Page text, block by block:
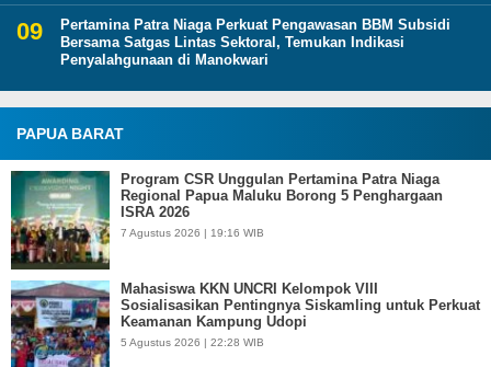
Pertamina Patra Niaga Perkuat Pengawasan BBM Subsidi
Bersama Satgas Lintas Sektoral, Temukan Indikasi
Penyalahgunaan di Manokwari
PAPUA BARAT
Program CSR Unggulan Pertamina Patra Niaga
Regional Papua Maluku Borong 5 Penghargaan
ISRA 2026
7 Agustus 2026 | 19:16 WIB
Mahasiswa KKN UNCRI Kelompok VIII
Sosialisasikan Pentingnya Siskamling untuk Perkuat
Keamanan Kampung Udopi
5 Agustus 2026 | 22:28 WIB